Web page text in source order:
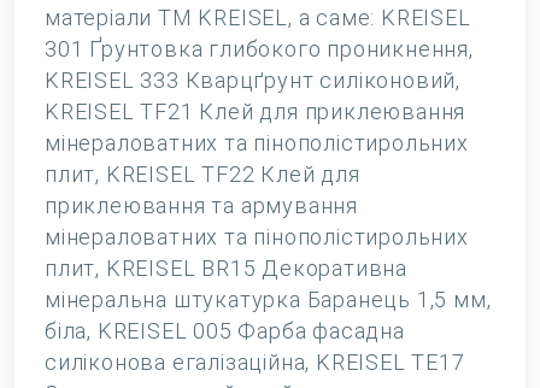
матеріали ТМ KREISEL, а саме: KREISEL
301 Ґрунтовка глибокого проникнення,
KREISEL 333 Кварцґрунт силіконовий,
KREISEL TF21 Клей для приклеювання
мінераловатних та пінополістирольних
плит, KREISEL TF22 Клей для
приклеювання та армування
мінераловатних та пінополістирольних
плит, KREISEL BR15 Декоративна
мінеральна штукатурка Баранець 1,5 мм,
біла, KREISEL 005 Фарба фасадна
силіконова егалізаційна, KREISEL TE17